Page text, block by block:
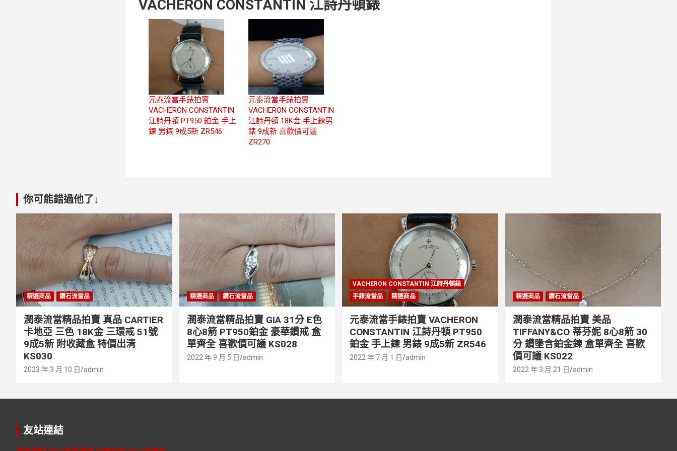
VACHERON CONSTANTIN 江詩丹頓錶
元泰流當手錶拍賣
VACHERON CONSTANTIN
江詩丹頓 PT950 鉑金 手上
鍊 男錶 9成5新 ZR546
元泰流當手錶拍賣
VACHERON CONSTANTIN
江詩丹頓 18K金 手上鍊男
錶 9成新 喜歡價可議
ZR270
你可能錯過他了↓
精選商品 鑽石流當品
潤泰流當精品拍賣 真品 CARTIER
卡地亞 三色 18K金 三環戒 51號
9成5新 附收藏盒 特價出清
KS030
2023 年 3 月 10 日 admin
精選商品 鑽石流當品
潤泰流當精品拍賣 GIA 31分 E色
8心8箭 PT950鉑金 豪華鑽戒 盒
單齊全 喜歡價可議 KS028
2022 年 9 月 5 日 admin
VACHERON CONSTANTIN 江詩丹頓錶
手錶流當品
精選商品
元泰流當手錶拍賣 VACHERON
CONSTANTIN 江詩丹頓 PT950
鉑金 手上鍊 男錶 9成5新 ZR546
2022 年 7 月 1 日 admin
精選商品 鑽石流當品
潤泰流當精品拍賣 美品
TIFFANY&CO 蒂芬妮 8心8箭 30
分 鑽墬含鉑金鍊 盒單齊全 喜歡
價可議 KS022
2022 年 3 月 21 日 admin
友站連結